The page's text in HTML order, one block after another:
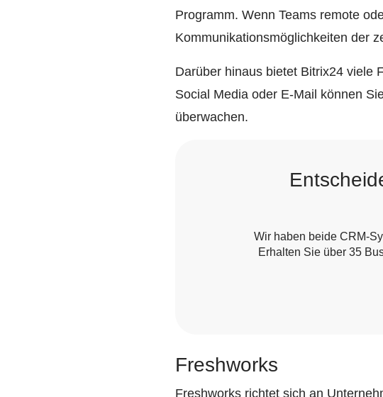
Programm. Wenn Teams remote
Kommunikationsmöglichkeiten der
Darüber hinaus bietet Bitrix24 viele
Social Media oder E-Mail können
überwachen.
Wir haben beide CRM-
Erhalten Sie über 35
Freshworks
Freshworks richtet sich an